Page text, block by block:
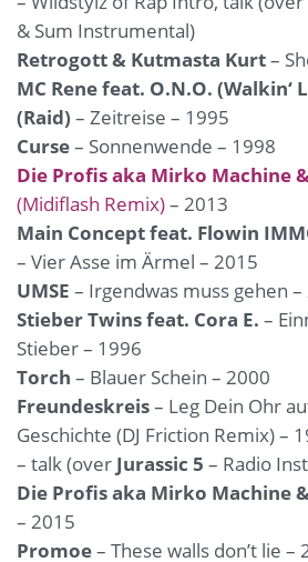
& Sum Instrumental)
Retrogott & Kutmasta Kurt–
MC Rene feat. O.N.O. (Walkin‘
(Raid) – Zeitreise – 1995
Curse– Sonnenwende – 1998
Die Profis aka Mirko Machine
(Midiflash Remix)– 2013
Main Concept feat. Flowin
– Vier Asse im Ärmel – 2015
UMSE – Irgendwas muss gehen –
Stieber Twins feat. Cora E. –
Stieber – 1996
Torch – Blauer Schein – 2000
Freundeskreis– Leg Dein Ohr
Geschichte (DJ Friction Remix) –
– talk (over Jurassic 5 – Radio
Die Profis aka Mirko Machine
– 2015
Promoe– These walls don’t lie –